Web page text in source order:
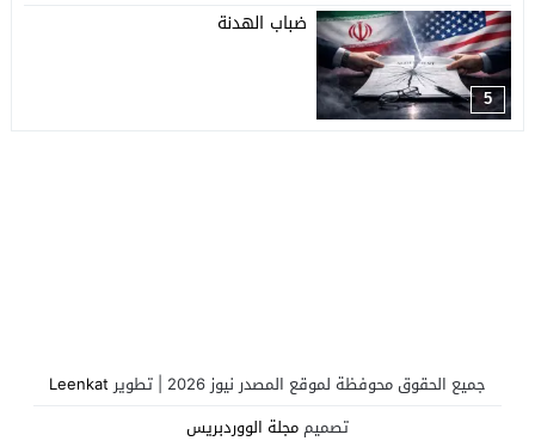
5
ضباب الهدنة
جميع الحقوق محوفظة لموقع المصدر نيوز 2026 | تطوير
Leenkat
تصميممجلة الووردبريس